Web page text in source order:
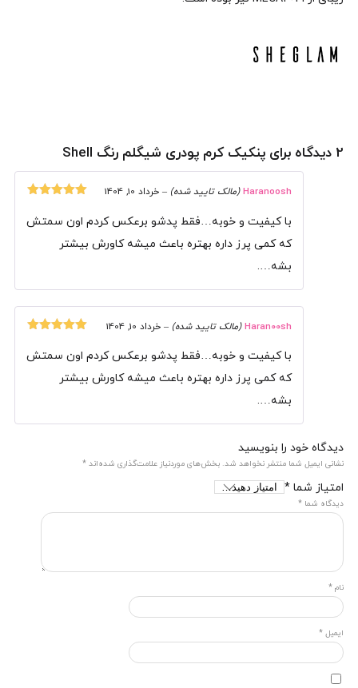
2 دیدگاه برای پنکیک کرم پودری شیگلم رنگ Shell
Haranoosh (مالک تایید شده) – خرداد 10, 1404
با کیفیت و خوبه…فقط پدشو برعکس کردم اون سمتش
که کمی پرز داره بهتره باعث میشه کاورش بیشتر
بشه….
Haran00sh (مالک تایید شده) – خرداد 10, 1404
با کیفیت و خوبه…فقط پدشو برعکس کردم اون سمتش
که کمی پرز داره بهتره باعث میشه کاورش بیشتر
بشه….
دیدگاه خود را بنویسید
نشانی ایمیل شما منتشر نخواهد شد. بخش‌های موردنیاز علامت‌گذاری شده‌اند *
امتیاز شما *
دیدگاه شما *
نام *
ایمیل *